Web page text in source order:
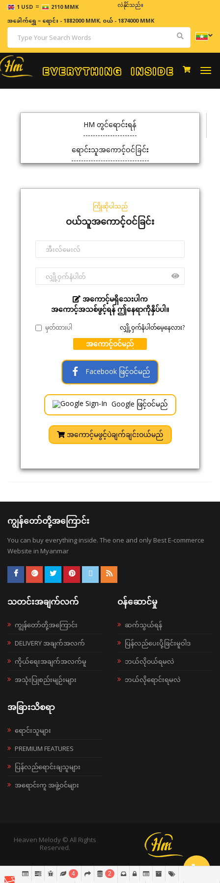
1 USD = 2110 MMK
ဈေးနှုန်းများသည် အချိန်နှင့် အမျှပြောင်းလဲနိုင်သည်။
အခေါက်ရွှေ=ရောင်း - 1882000 MMK, ဝယ် - 1874000 MMK
HM တွင်ရောင်းရန်
ရောင်းသူအကောင့်ဝင်ခြင်း
ကြိုဆိုပါသည်
ဝယ်သူအကောင့်ဝင်ခြင်း
အကောင့်မရှိသေးပါက
အကောင့်အသစ်ဖွင့်ရန် ဤနေရာကိုနှိပ်ပါ။
မှတ်ထားပါ လျှို့ဝှက်နံပါတ်မေ့နေလား?
အကောင့်ဝင်မည်
Facebook ဖြင့်ဝင်မည်
Google ဖြင့်ဝင်မည်
အကောင့်မဖွင့်ပဲချက်ချင်းဝယ်မည်
ကျွန်တော်တို့အကြောင်း
You can buy everything inside. The one and only Best E-commerce
Website in Myanmar
သတင်းအချက်လက်
ကျွန်တော်တို့အကြောင်း
DELIVERY အချက်အလက်
ကိုယ်ရေးအချက်အလက်မူ
အသုံးပြုစည်းမျဉ်းများ
ဝန်ဆောင်မှု
ဆက်သွယ်ရန်
ပြန်လည်ပေးပို့ခြင်းမူဝါဒ
ဘယ်လို၀ယ်ရမလဲ
ဘယ်လိုရောင်းရမလဲ
အခြားသိစရာ
ရောင်းသူများ
PREMIUM FEATURES
ပြန်လည်ရောင်းချသူများ
အရောင်းကူ အဖွဲ့ဝင်များ
Heaven Melody © All Rights
Reserved.
4 2